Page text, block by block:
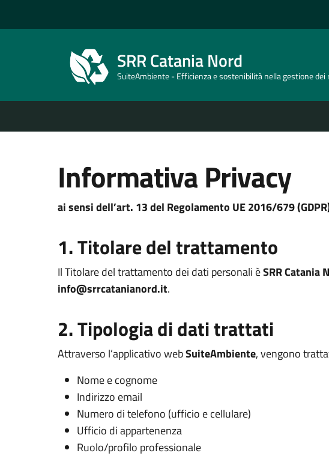
SRR Catania Nord
SuiteAmbiente - Efficienza e sostenibilità nella gestione dei
Informativa Privacy
ai sensi dell’art. 13 del Regolamento UE 2016/679
1. Titolare del trattamento
Il Titolare del trattamento dei dati personali èSRR Catania
info@srrcatanianord.it.
2. Tipologia di dati trattati
Attraverso l’applicativo webSuiteAmbiente, vengono
Nome e cognome
Indirizzo email
Numero di telefono (ufficio e cellulare)
Ufficio di appartenenza
Ruolo/profilo professionale